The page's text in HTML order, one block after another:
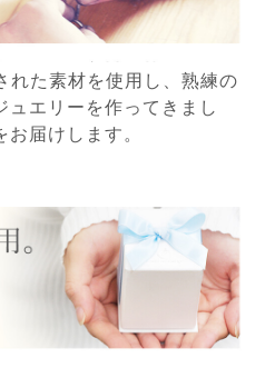
れた素材を使用し、熟練の
ュエリーを作ってきまし
届けします。